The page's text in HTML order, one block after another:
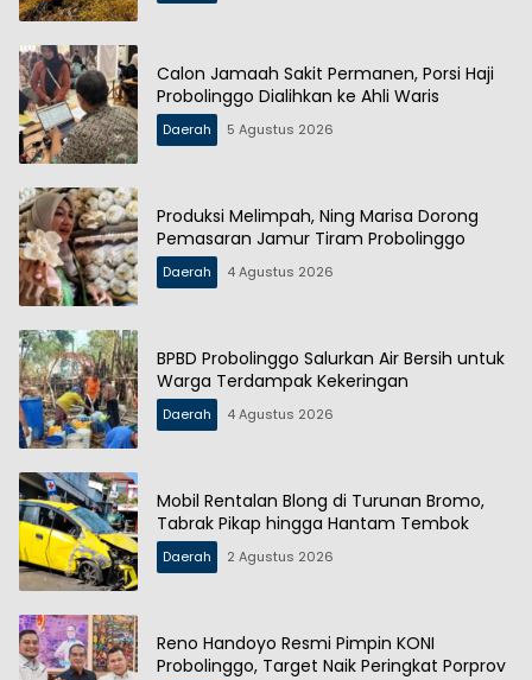
Calon Jamaah Sakit Permanen, Porsi Haji
Probolinggo Dialihkan ke Ahli Waris
Daerah 5 Agustus 2026
Produksi Melimpah, Ning Marisa Dorong
Pemasaran Jamur Tiram Probolinggo
Daerah 4 Agustus 2026
BPBD Probolinggo Salurkan Air Bersih untuk
Warga Terdampak Kekeringan
Daerah 4 Agustus 2026
Mobil Rentalan Blong di Turunan Bromo,
Tabrak Pikap hingga Hantam Tembok
Daerah 2 Agustus 2026
Reno Handoyo Resmi Pimpin KONI
Probolinggo, Target Naik Peringkat Porprov